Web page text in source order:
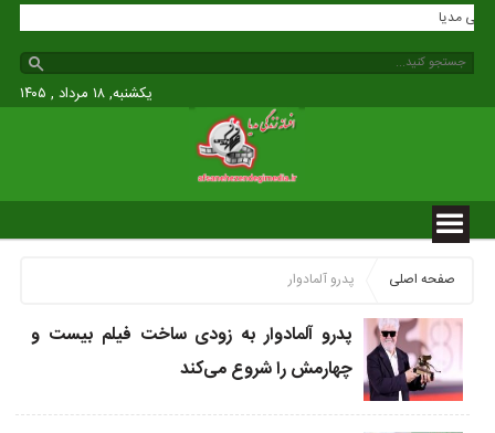
مدیا
یکشنبه, ۱۸ مرداد , ۱۴۰۵
صفحه اصلی پدرو آلمادوار
پدرو آلمادوار به زودی ساخت فیلم بیست و
چهارمش را شروع می‌کند